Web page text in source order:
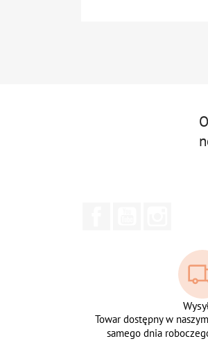
Towar dostępny w
samego dnia